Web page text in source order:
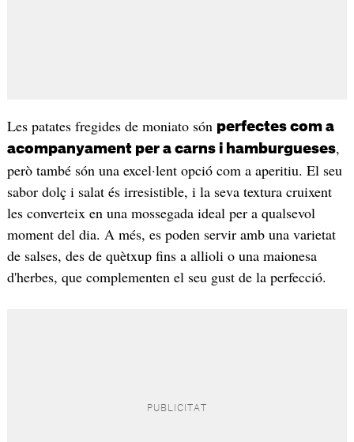
Les patates fregides de moniato són perfectes com a
acompanyament per a carns i hamburgueses,
però també són una excel·lent opció com a aperitiu. El seu
sabor dolç i salat és irresistible, i la seva textura cruixent
les converteix en una mossegada ideal per a qualsevol
moment del dia. A més, es poden servir amb una varietat
de salses, des de quètxup fins a allioli o una maionesa
d'herbes, que complementen el seu gust de la perfecció.